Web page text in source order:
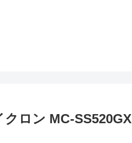
ロン MC-SS520GX